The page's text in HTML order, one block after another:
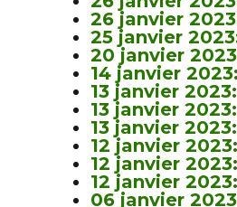
26 janvier
25 janvier
20 janvier
14 janvier
13 janvier
13 janvier
13 janvier
12 janvier
12 janvier
12 janvier
06 janvier